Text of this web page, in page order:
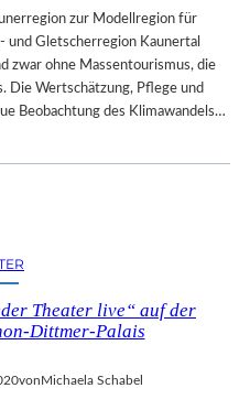
P
U
R
P
L
R
L
I
N
E
W
O
H
zur Modellregion für
und Gletscherregion Kaunertal
zwar ohne Massentourismus, die
Die Wertschätzung, Pflege und
Beobachtung des Klimawandels…
Theater live“ auf der
Dittmer-Palais
vonMichaela Schabel